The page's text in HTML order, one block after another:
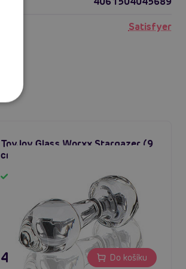
Satisfyer
ToyJoy Glass Worxx Stargazer (9
cm)
495 Kč Do košíku